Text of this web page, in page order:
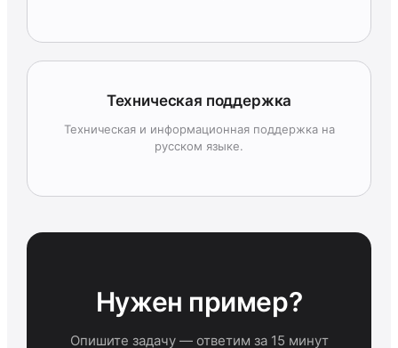
Техническая поддержка
Техническая и информационная поддержка на
русском языке.
Нужен пример?
Опишите задачу — ответим за 15 минут